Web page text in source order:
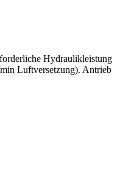
Hydraulikleistung
Luftversetzung). Antrieb